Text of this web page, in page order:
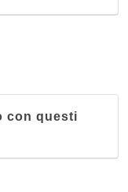
con questi